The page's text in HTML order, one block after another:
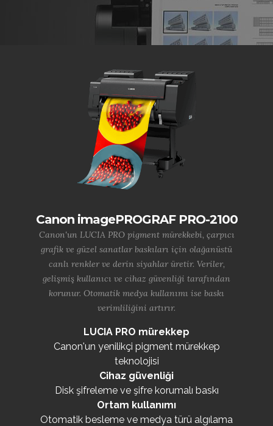
Canon imagePROGRAF PRO-2100
Canon'un LUCIA PRO pigment mürekkebi, çarpıcı
grafik ve güzel sanatlar baskıları için olağanüstü
canlı renkler ve derin siyahlar üretir. Veriler,
gelişmiş kullanıcı ve cihaz güvenliği tarafından
korunur. Otomatik medya kullanımı ise baskı
verimliliğini artırır.
LUCIA PRO mürekkep
Canon'un yenilikçi pigment mürekkep
teknolojisi
Cihaz güvenliği
Disk şifreleme ve şifre korumalı baskı
Ortam kullanımı
Otomatik besleme ve medya türü algılama